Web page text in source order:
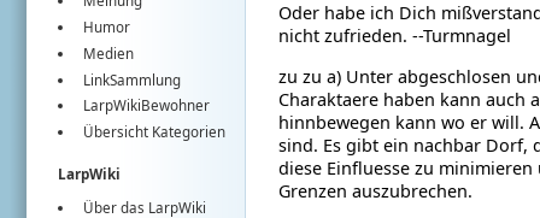
Humor
Medien
LinkSammlung
LarpWikiBewohner
Übersicht Kategorien
LarpWiki
Über das LarpWiki
Oder habe ich Dich
nicht zufrieden. --Turmnagel
zu zu a) Unter abgeschlosen
Charaktaere haben kann auch
hinnbewegen kann wo er will.
sind. Es gibt ein nachbar Dorf,
diese Einfluesse zu
Grenzen auszubrechen.